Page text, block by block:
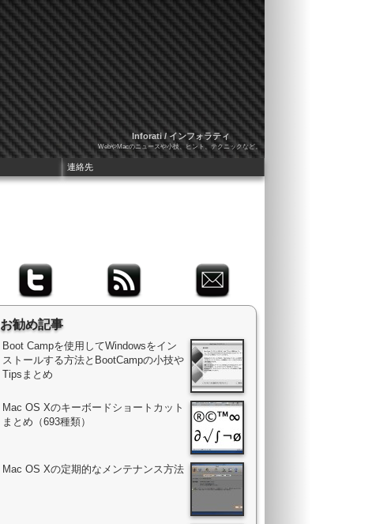
Inforati / インフォラティ
WebやMacのニュースや小技、ヒント、テクニックなど。
お勧め記事
Boot Campを使用してWindowsをイン
ストールする方法とBootCampの小技や
Tipsまとめ
Mac OS Xのキーボードショートカット
まとめ（693種類）
Mac OS Xの定期的なメンテナンス方法
連絡先